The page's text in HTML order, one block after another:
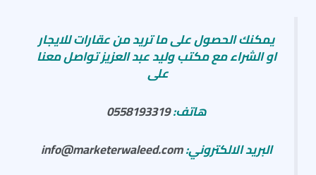
يمكنك الحصول على ما تريد من عقارات للايجار
او الشراء مع مكتب وليد عبد العزيز تواصل معنا
على
هاتف:0558193319
البريد الالكتروني:info@marketerwaleed.com